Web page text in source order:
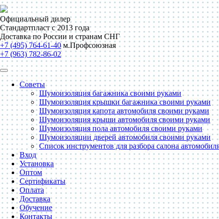
Официальный дилер
Стандартпласт с 2013 года
Доставка по России и странам СНГ
+7 (495) 764-61-40 м.Профсоюзная
+7 (963) 782-86-02
Советы
Шумоизоляция багажника своими руками
Шумоизоляция крышки багажника своими руками
Шумоизоляция капота автомобиля своими руками
Шумоизоляция крыши автомобиля своими руками
Шумоизоляция пола автомобиля своими руками
Шумоизоляции дверей автомобиля своими руками
Список инструментов для разбора салона
Вход
Установка
Оптом
Сертификаты
Оплата
Доставка
Обучение
Контакты